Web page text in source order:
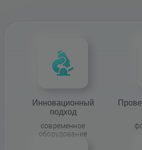
Инновационный
подход
современное
оборудование